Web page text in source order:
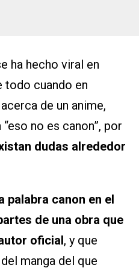
ha hecho viral en
cuando en
de un anime,
no es canon”, por
dudas alrededor
palabra canon en el
de una obra que
oficial , y que
manga del que